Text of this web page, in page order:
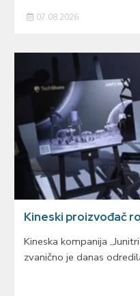
07.08.2026
Kineski proizvođač
Kineska kompanija
zvanično je danas